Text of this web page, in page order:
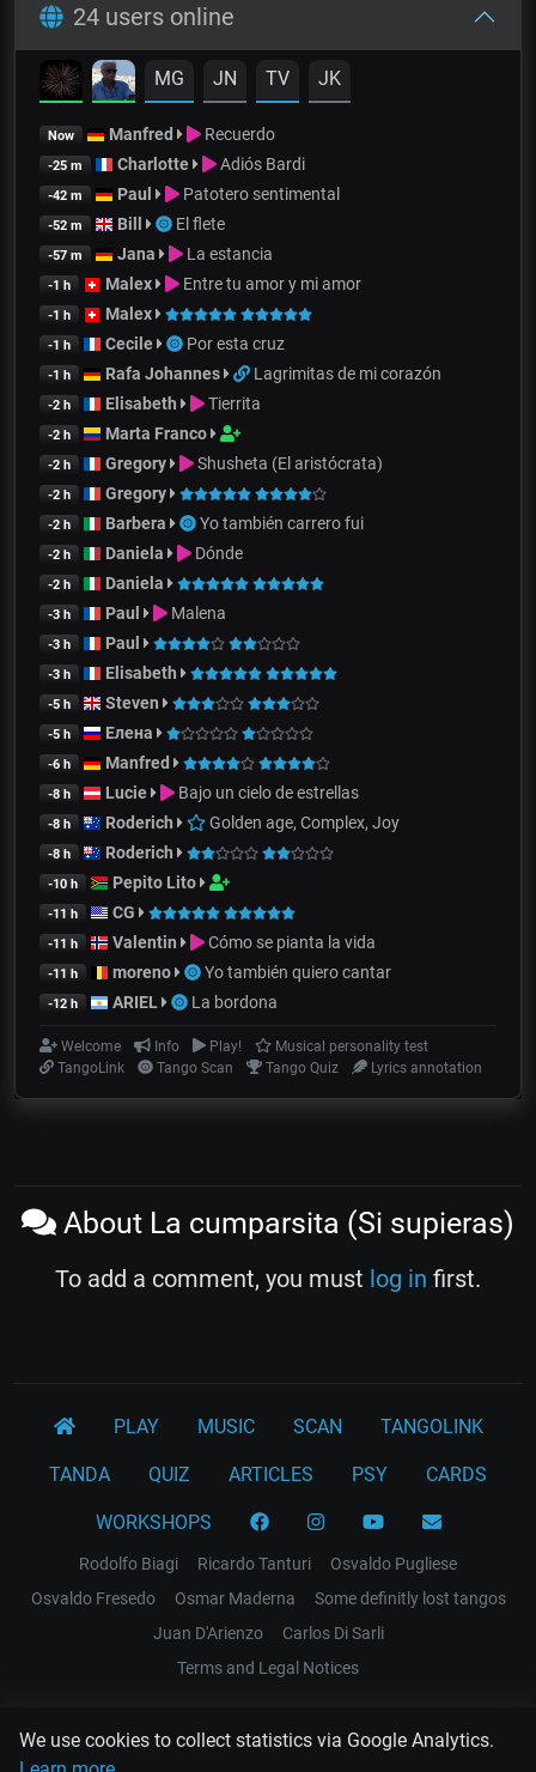
We use cookies to collect statistics via Google Analytics.
24 users online
MG JN TV JK
Now Manfred Recuerdo
-25 m Charlotte Adiós Bardi
-42 m Paul Patotero sentimental
-52 m Bill El flete
-57 m Jana La estancia
-1 h Malex Entre tu amor y mi amor
-1 h Malex
-1 h Cecile Por esta cruz
-1 h Rafa Johannes Lagrimitas de mi corazón
-2 h Elisabeth Tierrita
-2 h Marta Franco
-2 h Gregory Shusheta (El aristócrata)
-2 h Gregory
-2 h Barbera Yo también carrero fui
-2 h Daniela Dónde
-2 h Daniela
-3 h Paul Malena
-3 h Paul
-3 h Elisabeth
-5 h Steven
-5 h Елена
-6 h Manfred
-8 h Lucie Bajo un cielo de estrellas
-8 h Roderich Golden age, Complex, Joy
-8 h Roderich
-10 h Pepito Lito
-11 h CG
-11 h Valentin Cómo se pianta la vida
-11 h moreno Yo también quiero cantar
-12 h ARIEL La bordona
Welcome Info Play!
Musical personality test
TangoLink
Tango Scan Tango Quiz Lyrics annotation
About La cumparsita (Si supieras)
To add a comment, you must log in first.
PLAY MUSIC SCAN TANGOLINK
TANDA QUIZ ARTICLES PSY CARDS
WORKSHOPS
Rodolfo Biagi Ricardo Tanturi
Osvaldo Pugliese
Osvaldo Fresedo
Osmar Maderna
Some definitly lost tangos
Juan D'Arienzo
Carlos Di Sarli
Terms and Legal Notices
EL RECODO TANGO